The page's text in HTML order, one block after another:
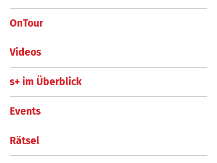
OnTour
Videos
s+ im Überblick
Events
Rätsel